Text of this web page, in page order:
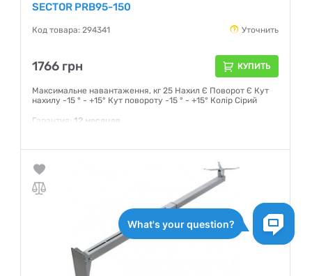
SECTOR PRB95-150
Код товара: 294341 Уточнить
1766 грн КУПИТЬ
Максимальне навантаження, кг 25 Нахил Є Поворот Є Кут
нахилу -15 ° - +15° Кут повороту -15 ° - +15° Колір Сірий
Гарантия: 12 месяцев